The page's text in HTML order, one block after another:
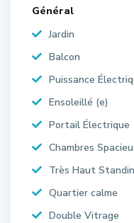
Général
Jardin
Balcon
Puissance
Ensoleillé (e)
Portail Électrique
Chambres
Très Haut
Quartier calme
Double Vitrage